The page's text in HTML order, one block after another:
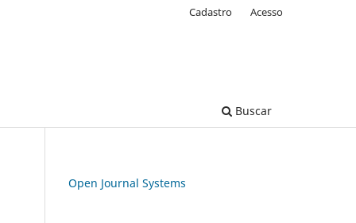
Buscar
Cadastro Acesso
Open Journal Systems